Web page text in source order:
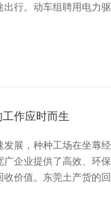
行。动车组聘用电
工作应时而生
展，种种工场在坐蓐
企业提供了高效、环
价值。东莞土产货的